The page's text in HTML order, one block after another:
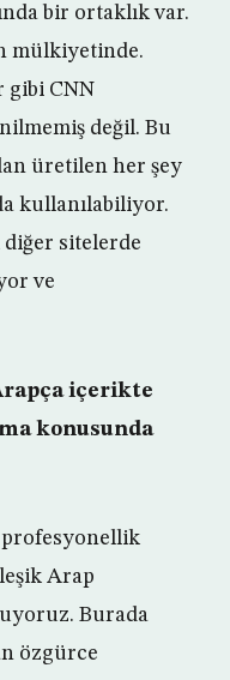
bir ortaklık var.
mülkiyetinde.
gibi CNN
değil. Bu
üretilen her şey
kullanılabiliyor.
sitelerde
ve
içerikte
konusunda
profesyonellik
Arap
Burada
özgürce